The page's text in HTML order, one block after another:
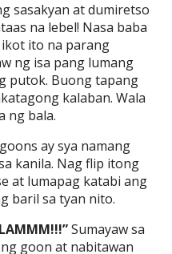
sasakyan at dumiretso
na lebel! Nasa baba
ito na parang
ng isa pang lumang
putok. Buong tapang
kalaban. Wala
ng bala.
ay sya namang
kanila. Nag flip itong
at lumapag katabi ang
baril sa tyan nito.
Sumayaw sa
goon at nabitawan